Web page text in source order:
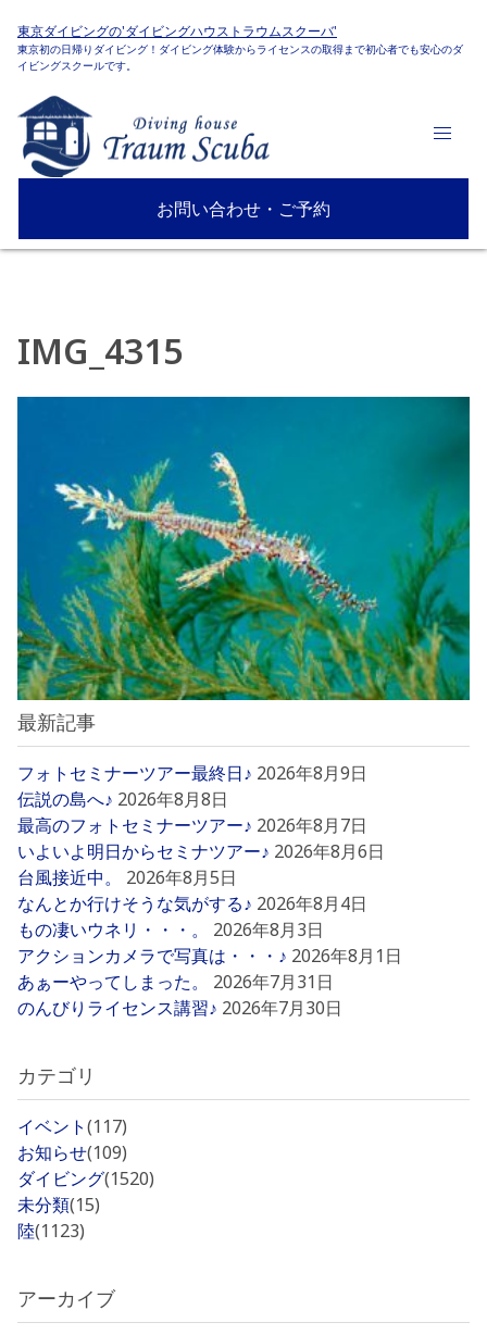
東京ダイビングの'ダイビングハウストラウムスクーバ'
東京初の日帰りダイビング！ダイビング体験からライセンスの取得まで初心者でも安心のダ
イビングスクールです。
お問い合わせ・ご予約
IMG_4315
最新記事
フォトセミナーツアー最終日♪ 2026年8月9日
伝説の島へ♪ 2026年8月8日
最高のフォトセミナーツアー♪ 2026年8月7日
いよいよ明日からセミナツアー♪ 2026年8月6日
台風接近中。
2026年8月5日
なんとか行けそうな気がする♪ 2026年8月4日
もの凄いウネリ・・・。
2026年8月3日
アクションカメラで写真は・・・♪ 2026年8月1日
あぁーやってしまった。
2026年7月31日
のんびりライセンス講習♪ 2026年7月30日
カテゴリ
イベント(117)
お知らせ(109)
ダイビング(1520)
未分類(15)
陸(1123)
アーカイブ